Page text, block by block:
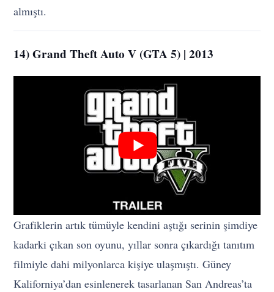
almıştı.
14) Grand Theft Auto V (GTA 5) | 2013
Grafiklerin artık tümüyle kendini aştığı serinin şimdiye
kadarki çıkan son oyunu, yıllar sonra çıkardığı tanıtım
filmiyle dahi milyonlarca kişiye ulaşmıştı. Güney
Kaliforniya’dan esinlenerek tasarlanan San Andreas’ta